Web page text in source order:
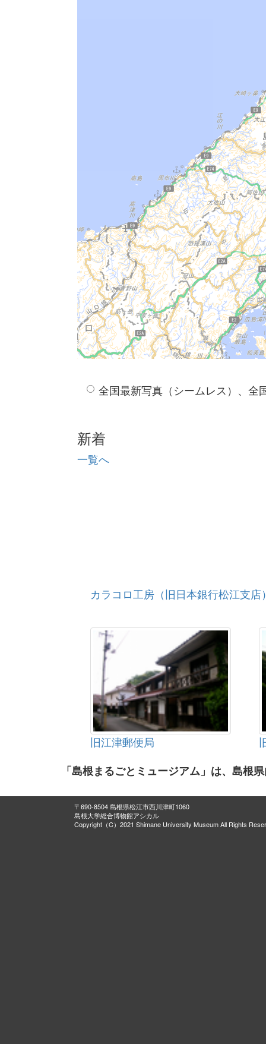
全国最新写真（シームレス）、全
新着
一覧へ
カラコロ工房（旧日本銀行松江支店
旧江津郵便局
「島根まるごとミュージアム」は、島根
〒690-8504 島根県松江市西川津町1060
島根大学総合博物館アシカル
Copyright（C）2021 Shimane University Museum All Rights